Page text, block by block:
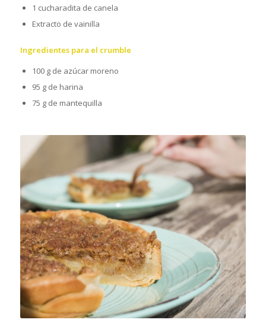
1 cucharadita de canela
Extracto de vainilla
Ingredientes para el crumble
100 g de azúcar moreno
95 g de harina
75 g de mantequilla